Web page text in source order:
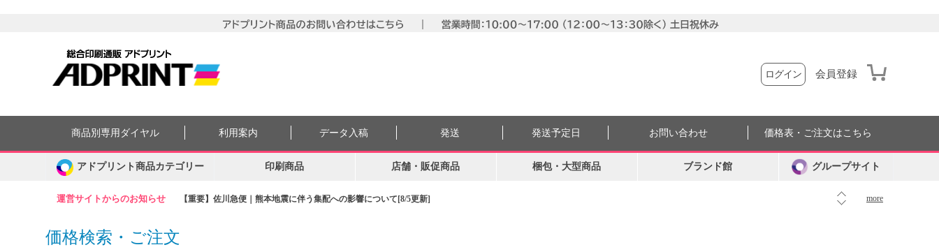
ログイン 会員登録
運営サイトからのお知らせ 【重要】佐川急便｜熊本地震に伴う集配への影響について[8/5更新] more
商品別専用ダイヤル 利用案内 データ入稿 発送 発送予定日 お問い合わせ 価格表・ご注文はこちら
アドプリント商品カテゴリー 印刷商品 店舗・販促商品 梱包・大型商品 ブランド館 グループサイト
価格検索・ご注文